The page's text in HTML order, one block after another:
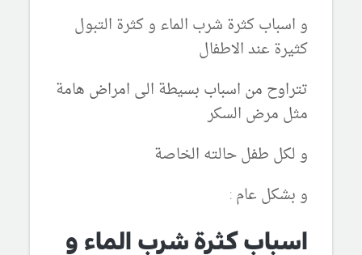
و اسباب كثرة شرب الماء و كثرة التبول
كثيرة عند الاطفال
تتراوح من اسباب بسيطة الى امراض هامة
مثل مرض السكر
و لكل طفل حالته الخاصة
و بشكل عام :
اسباب كثرة شرب الماء و